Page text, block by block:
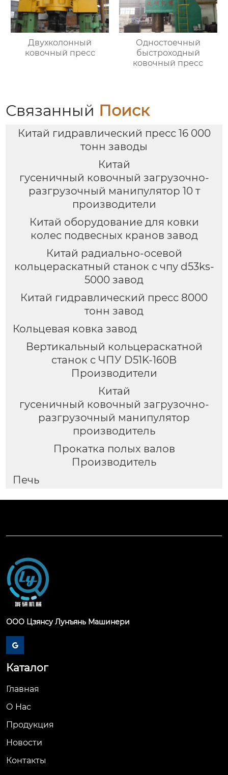
Двухколонный
ковочный пресс
Одностоечный
быстроходный
ковочный пресс
Связанный Поиск
Китай гидравлический пресс 16 000
тонн заводы
Китай
гусеничный ковочный загрузочно-
разгрузочный манипулятор 10 т
производители
Китай оборудование для ковки
колес подвесных кранов завод
Китай радиально-осевой
кольцераскатный станок с чпу d53ks-
5000 завод
Китай гидравлический пресс 8000
тонн завод
Кольцевая ковка завод
Вертикальный кольцераскатной
станок с ЧПУ D51K-160B
Производители
Китай
гусеничный ковочный загрузочно-
разгрузочный манипулятор
производитель
Прокатка полых валов
Производитель
Печь
ООО Цзянсу Лунъянь Машинери

Каталог
Главная
О Hас
Продукция
Новости
Контакты